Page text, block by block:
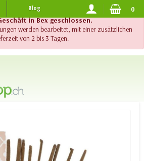
August 2026 sind der Telefonsupport
in Bex geschlossen.
werden bearbeitet, mit einer zusätzlichen
von 2 bis 3 Tagen.
KOSTENLOSER VERSAND AB 120.-
Blog 0